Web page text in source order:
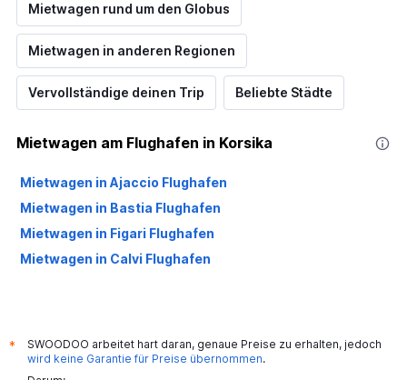
Mietwagen rund um den Globus
Mietwagen in anderen Regionen
Vervollständige deinen Trip Beliebte Städte
Mietwagen am Flughafen in Korsika
Mietwagen in Ajaccio Flughafen
Mietwagen in Bastia Flughafen
Mietwagen in Figari Flughafen
Mietwagen in Calvi Flughafen
*
SWOODOO arbeitet hart daran, genaue Preise zu erhalten, jedoch
wird keine Garantie für Preise übernommen.